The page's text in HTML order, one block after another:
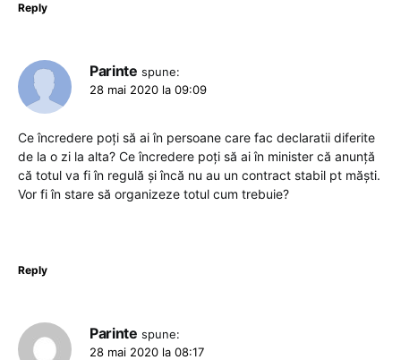
Reply
Parinte spune:
28 mai 2020 la 09:09
Ce încredere poți să ai în persoane care fac declaratii diferite
de la o zi la alta? Ce încredere poți să ai în minister că anunță
că totul va fi în regulă și încă nu au un contract stabil pt măști.
Vor fi în stare să organizeze totul cum trebuie?
Reply
Parinte spune:
28 mai 2020 la 08:17